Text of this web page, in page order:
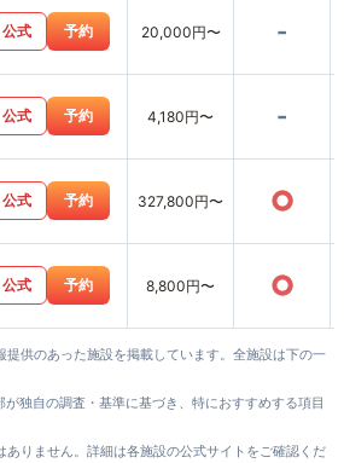
公式 予約 20,000円〜 -
公式 予約 4,180円〜 -
公式 予約 327,800円〜 ○
公式 予約 8,800円〜 ○
供のあった施設を掲載しています。全施設は下の一
独自の調査・基準に基づき、特におすすめする項目
りません。詳細は各施設の公式サイトをご確認くだ